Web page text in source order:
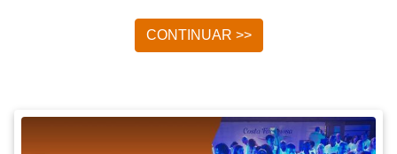
CONTINUAR >>